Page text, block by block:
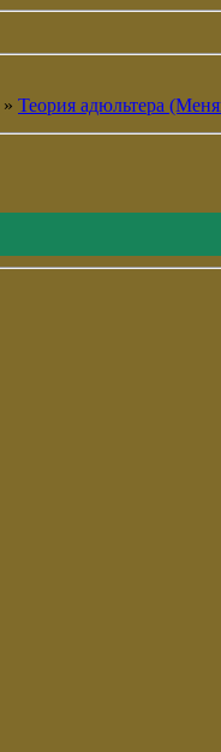
» Теория адюльтера